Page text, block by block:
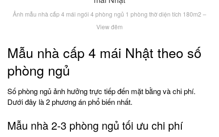
Ảnh mẫu nhà cấp 4 mái ngói 4 phòng ngủ 1 phòng thờ diện tích 180m2 –
View đêm
Mẫu nhà cấp 4 mái Nhật theo số
phòng ngủ
Số phòng ngủ ảnh hưởng trực tiếp đến mặt bằng và chi phí.
Dưới đây là 2 phương án phổ biến nhất.
Mẫu nhà 2-3 phòng ngủ tối ưu chi phí